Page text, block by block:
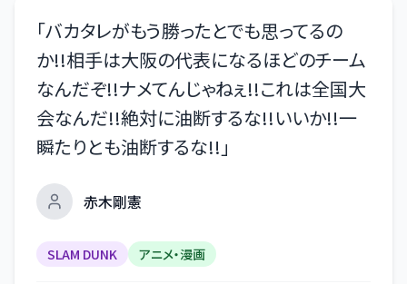
「バカタレがもう勝ったとでも思ってるの
か!!相手は大阪の代表になるほどのチーム
なんだぞ!!ナメてんじゃねぇ!!これは全国大
会なんだ!!絶対に油断するな!!いいか!!一
瞬たりとも油断するな!! 」
赤木剛憲
SLAM DUNK アニメ・漫画